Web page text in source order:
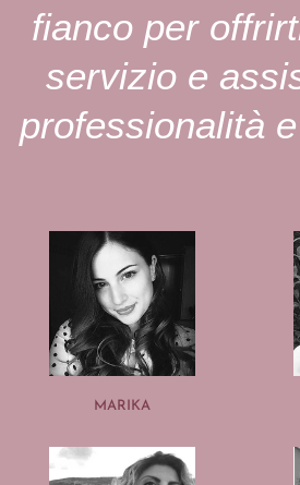
fianco per
servizio e
professionalità
MARIKA